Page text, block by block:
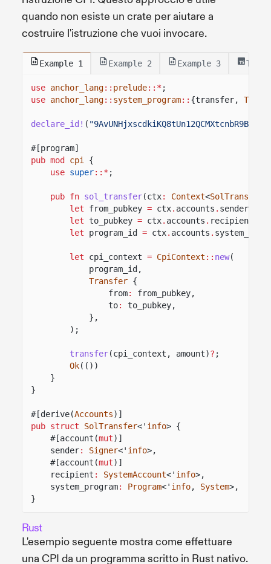
quando non esiste un crate per aiutare a
costruire l'istruzione che vuoi invocare.
Example 1 Example 2 Example 3 Test
use anchor_lang:: prelude::* ;
use anchor_lang:: system_program:: {transfer,
declare_id! (
#[program]
pub mod
cpi
{
use super::* ;
pub fn sol_transfer(ctx: Context<SolTransfer
let
from_pubkey = ctx. accounts . sender
let to_pubkey = ctx. accounts . recipient
let
program_id = ctx. accounts .
let cpi_context = CpiContext :: new(
program_id,
Transfer {
from:
from_pubkey,
to:
to_pubkey,
},
);
transfer(cpi_context, amount)? ;
Ok(())
}
}
#[derive(Accounts)]
pub struct
SolTransfer<' info> {
#[account(mut)]
sender: Signer<' info>,
#[account(mut)]
recipient : SystemAccount<' info>,
system_program: Program<' info, System>,
}
Rust
L'esempio seguente mostra come effettuare
una CPI da un programma scritto in Rust nativo.